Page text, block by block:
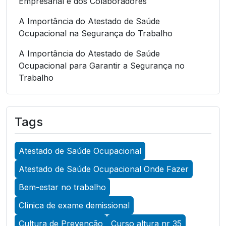
A Importância do Atestado de Saúde
Ocupacional na Segurança do Trabalho
A Importância do Atestado de Saúde
Ocupacional para Garantir a Segurança no
Trabalho
A Importância do Atestado de Saúde
Ocupacional para Garantir a Segurança no
Trabalho
A Importância do Atestado de Saúde
Ocupacional para Promover a Segurança no
Trabalho
A Importância do Exame Admissional para
Garantir a Saúde Ocupacional Eficiente
A Importância do Exame ASO para Garantir a
Tags
Atestado de Saúde Ocupacional
Atestado de Saúde Ocupacional Onde Fazer
Bem-estar no trabalho
Clínica de exame demissional
Cultura de Prevenção
Curso altura nr 35